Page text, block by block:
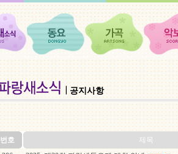
공지사항
번호 제목